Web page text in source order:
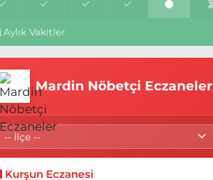
Aylık Vakitler
Mardin Nöbetçi Eczaneler
Kurşun Eczanesi